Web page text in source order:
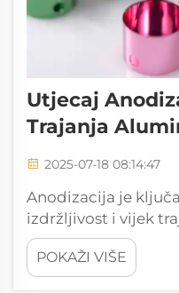
Utjecaj
Trajanja
2025-07-18 08:14:47
Anodizacija je
izdržljivost i vijek
proizvoda. Ova
poboljšava samo
aluminija, već
POKAŽI VIŠE